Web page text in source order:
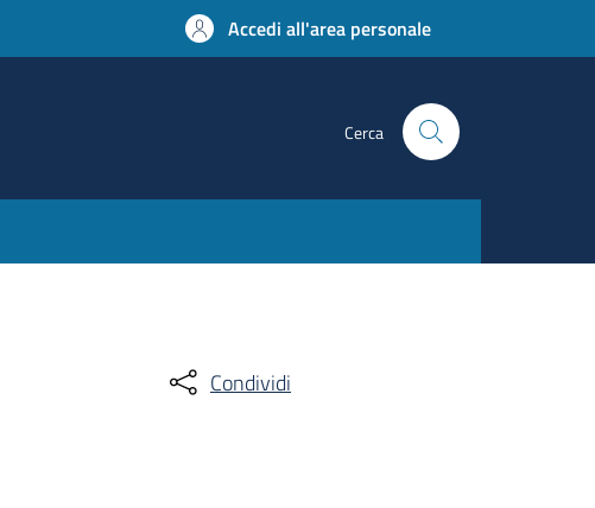
Accedi all'area personale
Cerca
Condividi